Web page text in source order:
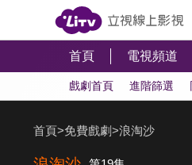
首頁 電視頻道
戲劇首頁 進階篩選
首頁>免費戲劇>浪淘沙